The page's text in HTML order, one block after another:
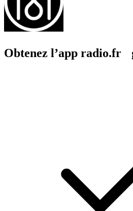
Obtenez l’app radio.fr